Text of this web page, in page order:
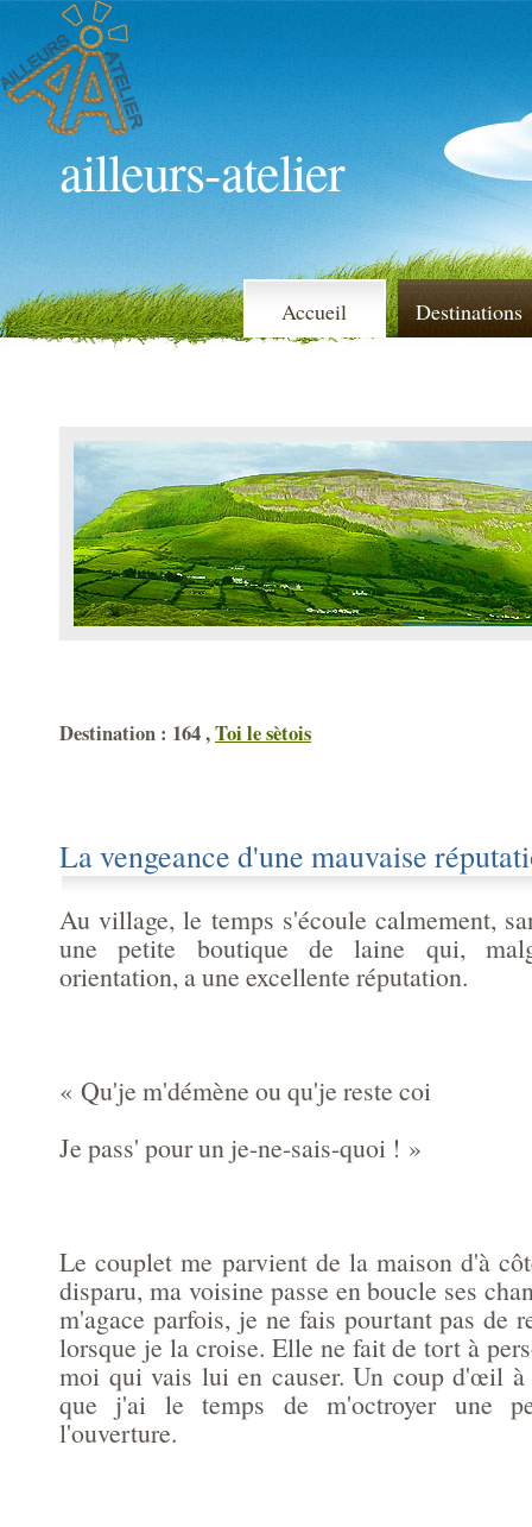
ailleurs-atelier
Accueil Destinations
Destination : 164 ,Toi le sètois
La vengeance d'une mauvaise
Au village, le temps s'écoule calmement,
une petite boutique de laine qui,
orientation, a une excellente réputation.
« Qu'je m'démène ou qu'je reste coi
Je pass' pour un je-ne-sais-quoi ! »
Le couplet me parvient de la maison d'à
disparu, ma voisine passe en boucle ses
m'agace parfois, je ne fais pourtant pas de
lorsque je la croise. Elle ne fait de tort à
moi qui vais lui en causer. Un coup d'œil
que j'ai le temps de m'octroyer une
l'ouverture.